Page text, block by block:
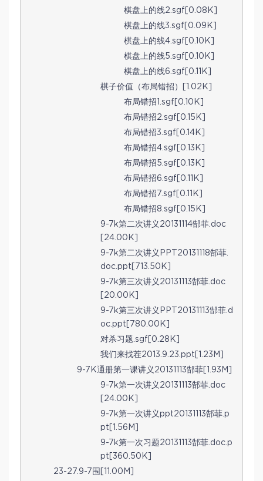
棋盘上的线2.sgf[0.08K]
棋盘上的线3.sgf[0.09K]
棋盘上的线4.sgf[0.10K]
棋盘上的线5.sgf[0.10K]
棋盘上的线6.sgf[0.11K]
棋子价值（布局错招）[1.02K]
布局错招1.sgf[0.10K]
布局错招2.sgf[0.15K]
布局错招3.sgf[0.14K]
布局错招4.sgf[0.13K]
布局错招5.sgf[0.13K]
布局错招6.sgf[0.11K]
布局错招7.sgf[0.11K]
布局错招8.sgf[0.15K]
9-7k第二次讲义20131114郜菲.doc
[24.00K]
9-7k第二次讲义PPT20131118郜菲.
doc.ppt[713.50K]
9-7k第三次讲义20131113郜菲.doc
[20.00K]
9-7k第三次讲义PPT20131113郜菲.d
oc.ppt[780.00K]
对杀习题.sgf[0.28K]
我们来找茬2013.9.23.ppt[1.23M]
9-7K通册第一课讲义20131113郜菲[1.93M]
9-7k第一次讲义20131113郜菲.doc
[24.00K]
9-7k第一次讲义ppt20131113郜菲.p
pt[1.56M]
9-7k第一次习题20131113郜菲.doc.p
pt[360.50K]
23-27.9-7围[11.00M]